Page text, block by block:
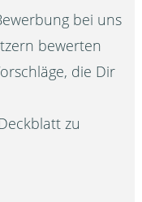
bei uns
bewerten
die Dir
zu